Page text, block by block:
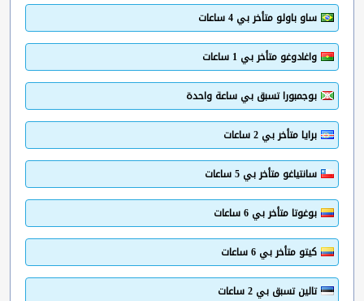
ساو باولو متأخر بي 4 ساعات
واغادوغو متأخر بي 1 ساعات
بوجمبورا تسبق بي ساعة واحدة
برايا متأخر بي 2 ساعات
سانتياغو متأخر بي 5 ساعات
بوغوتا متأخر بي 6 ساعات
كيتو متأخر بي 6 ساعات
تالين تسبق بي 2 ساعات